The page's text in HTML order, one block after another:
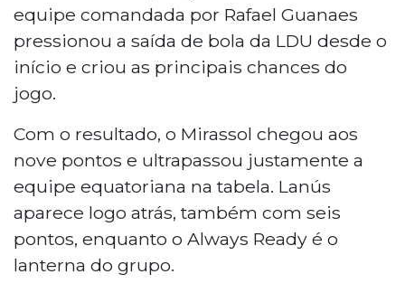
equipe comandada por Rafael Guanaes
pressionou a saída de bola da LDU desde o
início e criou as principais chances do
jogo.
Com o resultado, o Mirassol chegou aos
nove pontos e ultrapassou justamente a
equipe equatoriana na tabela. Lanús
aparece logo atrás, também com seis
pontos, enquanto o Always Ready é o
lanterna do grupo.